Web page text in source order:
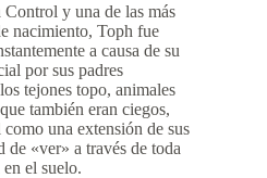
Control y una de las más
nacimiento, Toph fue
a causa de su
por sus padres
tejones topo, animales
también eran ciegos,
una extensión de sus
de «ver» a través de toda
el suelo.